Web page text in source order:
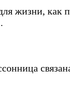
жизни, как